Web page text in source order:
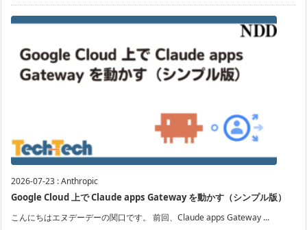
2026-07-23 :Anthropic
Google Cloud 上で Claude apps Gateway を動かす（シンプル版）
こんにちはエヌデーデーの関口です。 前回、Claude apps Gateway ...